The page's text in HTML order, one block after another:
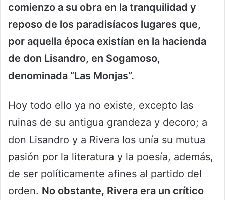
comienzo a su obra en la tranquilidad y
reposo de los paradisíacos lugares que,
por aquella época existían en la hacienda
de don Lisandro, en Sogamoso,
denominada “Las Monjas”.
Hoy todo ello ya no existe, excepto las
ruinas de su antigua grandeza y decoro; a
don Lisandro y a Rivera los unía su mutua
pasión por la literatura y la poesía, además,
de ser políticamente afines al partido del
orden. No obstante, Rivera era un crítico